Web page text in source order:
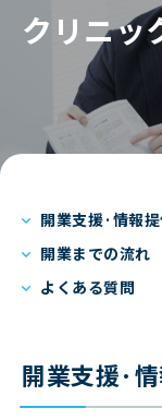
クリニッ
開業支援·情報
開業までの流れ
よくある質問
開業支援·